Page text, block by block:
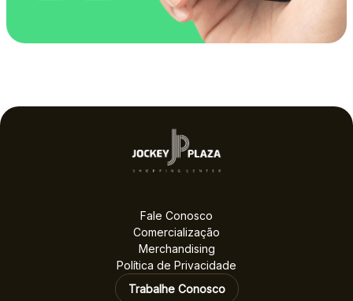
Fale Conosco
Comercialização
Merchandising
Política de Privacidade
Trabalhe Conosco